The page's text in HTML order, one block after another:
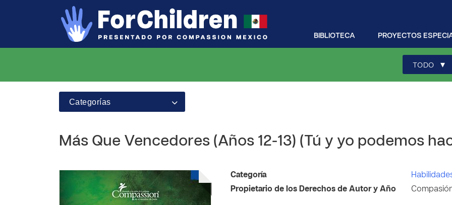
PROYECTOS
BIBLIOTECA
TODO ▾
Categorías
Más Que Vencedores (Años 12-13) (Tú y yo podemos
Categoría
Propietario de los Derechos de Autor y Año